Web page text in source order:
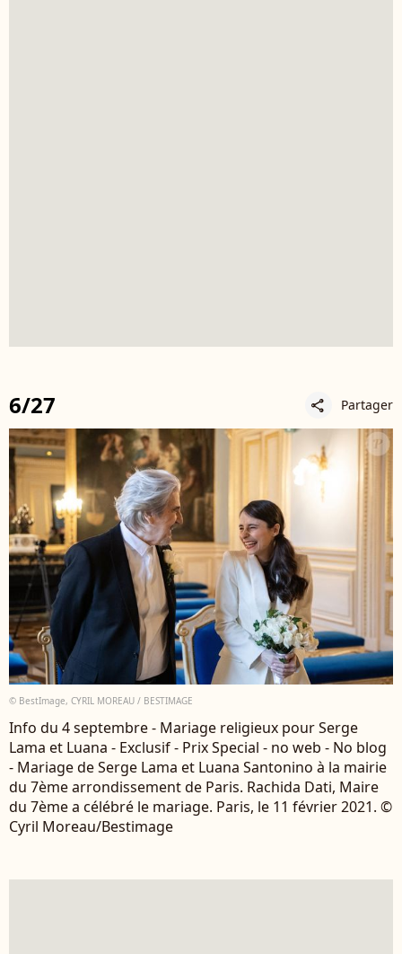
6/27 share Partager
© BestImage, CYRIL MOREAU / BESTIMAGE
Info du 4 septembre - Mariage religieux pour Serge
Lama et Luana - Exclusif - Prix Special - no web - No blog
- Mariage de Serge Lama et Luana Santonino à la mairie
du 7ème arrondissement de Paris. Rachida Dati, Maire
du 7ème a célébré le mariage. Paris, le 11 février 2021. ©
Cyril Moreau/Bestimage